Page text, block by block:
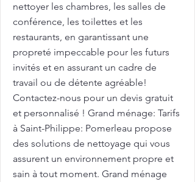
nettoyer les chambres, les salles de
conférence, les toilettes et les
restaurants, en garantissant une
propreté impeccable pour les futurs
invités et en assurant un cadre de
travail ou de détente agréable!
Contactez-nous pour un devis gratuit
et personnalisé ! Grand ménage: Tarifs
à Saint-Philippe: Pomerleau propose
des solutions de nettoyage qui vous
assurent un environnement propre et
sain à tout moment. Grand ménage